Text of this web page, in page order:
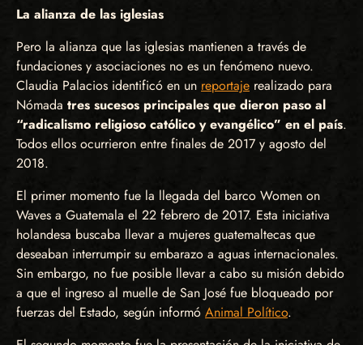
La alianza de las iglesias
Pero la alianza que las iglesias mantienen a través de
fundaciones y asociaciones no es un fenómeno nuevo.
Claudia Palacios identificó en un reportaje realizado para
Nómada tres sucesos principales que dieron paso al
“radicalismo religioso católico y evangélico” en el país.
Todos ellos ocurrieron entre finales de 2017 y agosto del
2018.
El primer momento fue la llegada del barco Women on
Waves a Guatemala el 22 febrero de 2017. Esta iniciativa
holandesa buscaba llevar a mujeres guatemaltecas que
deseaban interrumpir su embarazo a aguas internacionales.
Sin embargo, no fue posible llevar a cabo su misión debido
a que el ingreso al muelle de San José fue bloqueado por
fuerzas del Estado, según informó Animal Político.